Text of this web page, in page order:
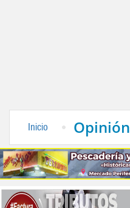
Inicio Opinión